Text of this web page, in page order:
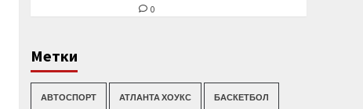
0
Метки
АВТОСПОРТ АТЛАНТА ХОУКС БАСКЕТБОЛ